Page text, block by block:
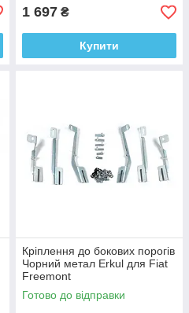
1 697 ₴
Купити
Кріплення до бокових порогів
Чорний метал Erkul для Fiat
Freemont
Готово до відправки